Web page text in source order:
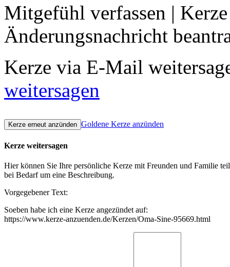
Mitgefühl verfassen |
Änderungsnachricht
Kerze via E-Mail
weitersagen
Goldene Kerze anzünden
Kerze weitersagen
Hier können Sie Ihre persönliche Kerze mit Freunden und Familie
bei Bedarf um eine Beschreibung.
Vorgegebener Text:
Soeben habe ich eine Kerze angezündet auf:
https://www.kerze-anzuenden.de/Kerzen/Oma-Sine-95669.html